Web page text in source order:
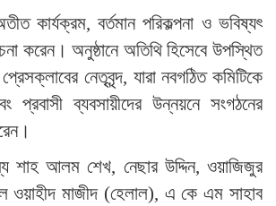
কার্যক্রম, বর্তমান পরিকল্পনা ও ভবিষ্যৎ
করেন। অনুষ্ঠানে অতিথি হিসেবে উপস্থিত
নেতৃবৃন্দ, যারা নবগঠিত কমিটিকে
প্রবাসী ব্যবসায়ীদের উন্নয়নে সংগঠনের
আলম শেখ, নেছার উদ্দিন, ওয়াজিজুর
ওয়াহীদ মাজীদ (হেলাল), এ কে এম সাহাব